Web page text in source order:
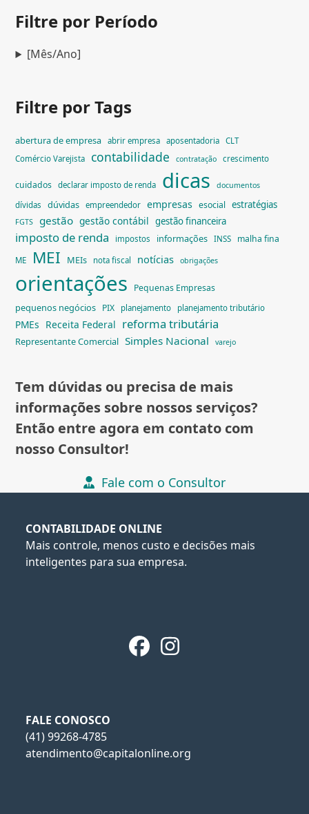
Filtre por Período
[Mês/Ano]
Filtre por Tags
abertura de empresa abrir empresa aposentadoria
CLT
Comércio Varejista
contabilidade contratação crescimento
cuidados declarar imposto de renda dicas documentos
dívidas dúvidas empreendedor empresas esocial estratégias
FGTS gestão gestão contábil gestão financeira
imposto de renda impostos informações INSS malha fina
ME MEI MEIs nota fiscal notícias obrigações
orientações Pequenas Empresas
pequenos negócios PIX planejamento planejamento tributário
PMEs Receita Federal reforma tributária
Representante Comercial Simples Nacional varejo
Tem dúvidas ou precisa de mais
informações sobre nossos serviços?
Então entre agora em contato com
nosso Consultor!
Fale com o Consultor
CONTABILIDADE ONLINE
Mais controle, menos custo e decisões mais
inteligentes para sua empresa.
Facebook
Instagram
FALE CONOSCO
(41) 99268-4785
atendimento@capitalonline.org